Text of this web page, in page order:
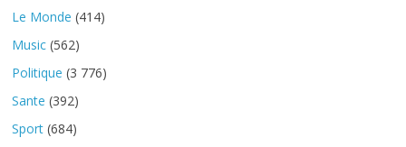
Le Monde (414)
Music (562)
Politique (3 776)
Sante (392)
Sport (684)